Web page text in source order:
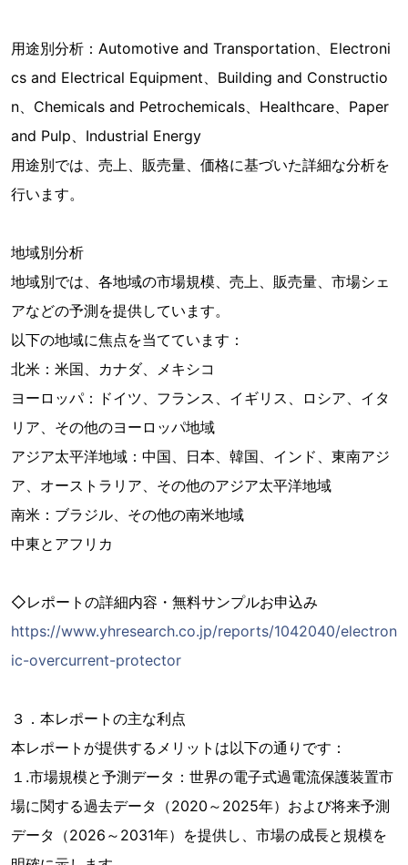
用途別分析：Automotive and Transportation、Electroni
cs and Electrical Equipment、Building and Constructio
n、Chemicals and Petrochemicals、Healthcare、Paper
and Pulp、Industrial Energy
用途別では、売上、販売量、価格に基づいた詳細な分析を
行います。
地域別分析
地域別では、各地域の市場規模、売上、販売量、市場シェ
アなどの予測を提供しています。
以下の地域に焦点を当てています：
北米：米国、カナダ、メキシコ
ヨーロッパ：ドイツ、フランス、イギリス、ロシア、イタ
リア、その他のヨーロッパ地域
アジア太平洋地域：中国、日本、韓国、インド、東南アジ
ア、オーストラリア、その他のアジア太平洋地域
南米：ブラジル、その他の南米地域
中東とアフリカ
◇レポートの詳細内容・無料サンプルお申込み
https://www.yhresearch.co.jp/reports/1042040/electron
ic-overcurrent-protector
３．本レポートの主な利点
本レポートが提供するメリットは以下の通りです：
１.市場規模と予測データ：世界の電子式過電流保護装置市
場に関する過去データ（2020～2025年）および将来予測
データ（2026～2031年）を提供し、市場の成長と規模を